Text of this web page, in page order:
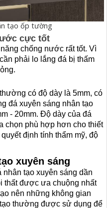
tạo ốp tường
cực tốt
chống nước rất tốt. Vì
phải lo lắng đá bị thấm
có độ dày là 5mm, có
đá xuyên sáng nhân tạo
- 20mm. Độ dày của đá
chọn phù hợp hơn cho thiết
định tính thẩm mỹ, độ
xuyên sáng
tạo xuyên sáng dần
thất được ưa chuộng nhất
nên những không gian
thường được sử dụng để